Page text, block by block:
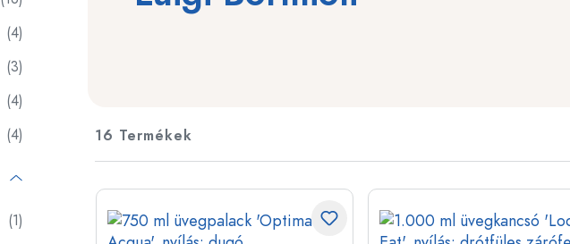
Palackok felhasználás szerint
Ecetes- és olajospalackok
Söröspalackok
Ivópalackok
Tejesüvegek
Palackok forma szerint
(4)
(3)
(4)
(4)
(1)
16 Termékek